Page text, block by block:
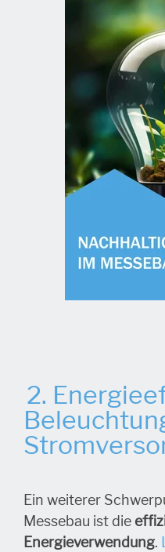
2.
Ein weiterer
Messebau ist die
Energieverwendung.